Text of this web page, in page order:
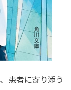
患者に寄り添う